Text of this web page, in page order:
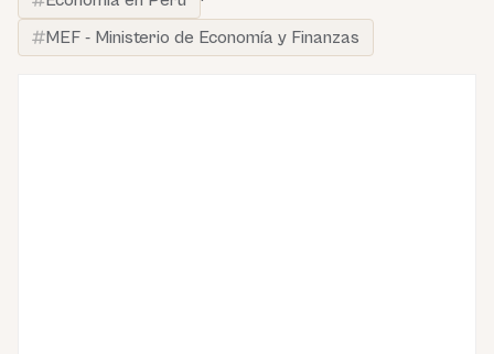
MEF - Ministerio de Economía y Finanzas